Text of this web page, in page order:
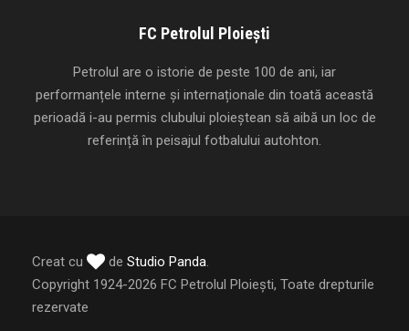
FC Petrolul Ploiești
Petrolul are o istorie de peste 100 de ani, iar
performanțele interne și internaționale din toată această
perioadă i-au permis clubului ploieștean să aibă un loc de
referință în peisajul fotbalului autohton.
Creat cu de Studio Panda.
Copyright 1924-2026 FC Petrolul Ploiești, Toate drepturile
rezervate